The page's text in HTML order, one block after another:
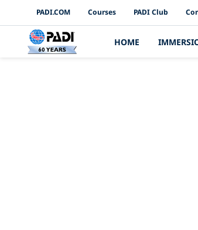
PADI Channels
PADI.COM Courses PADI Club
HOME